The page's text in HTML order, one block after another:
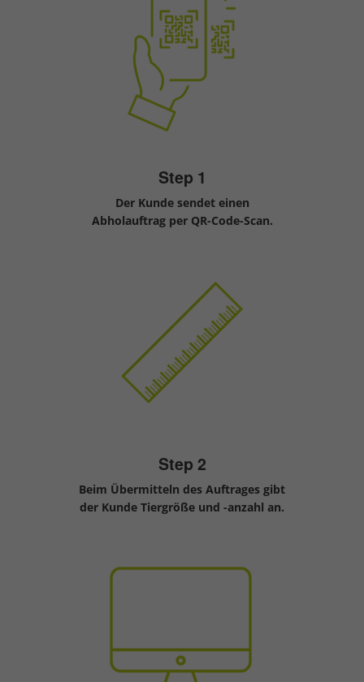
Step 1
Der Kunde sendet einen
Abholauftrag per QR-Code-Scan.
Step 2
Beim Übermitteln des Auftrages gibt
der Kunde Tiergröße und -anzahl an.